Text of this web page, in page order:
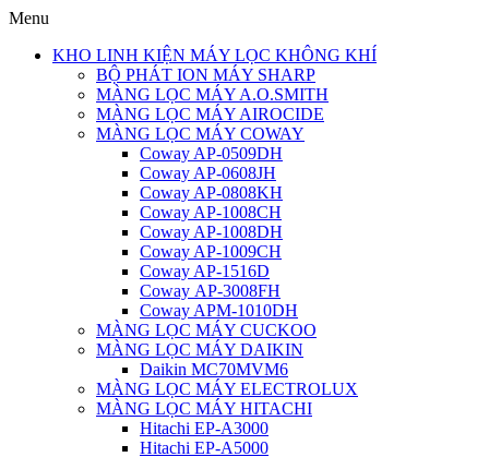
Menu
KHO LINH KIỆN MÁY LỌC KHÔNG KHÍ
BỘ PHÁT ION MÁY SHARP
MÀNG LỌC MÁY A.O.SMITH
MÀNG LỌC MÁY AIROCIDE
MÀNG LỌC MÁY COWAY
Coway AP-0509DH
Coway AP-0608JH
Coway AP-0808KH
Coway AP-1008CH
Coway AP-1008DH
Coway AP-1009CH
Coway AP-1516D
Coway AP-3008FH
Coway APM-1010DH
MÀNG LỌC MÁY CUCKOO
MÀNG LỌC MÁY DAIKIN
Daikin MC70MVM6
MÀNG LỌC MÁY ELECTROLUX
MÀNG LỌC MÁY HITACHI
Hitachi EP-A3000
Hitachi EP-A5000